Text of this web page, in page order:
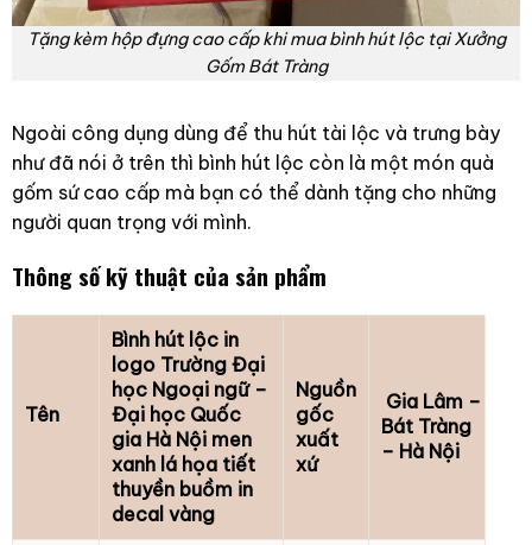
Tặng kèm hộp đựng cao cấp khi mua bình hút lộc tại Xưởng
Gốm Bát Tràng
Ngoài công dụng dùng để thu hút tài lộc và trưng bày
như đã nói ở trên thì bình hút lộc còn là một món quà
gốm sứ cao cấp mà bạn có thể dành tặng cho những
người quan trọng với mình.
Thông số kỹ thuật của sản phẩm
Tên
Bình hút lộc in
logo Trường Đại
học Ngoại ngữ –
Đại học Quốc
gia Hà Nội men
xanh lá họa tiết
thuyền buồm in
decal vàng
Nguồn
gốc
xuất
xứ
Gia Lâm –
Bát Tràng
– Hà Nội